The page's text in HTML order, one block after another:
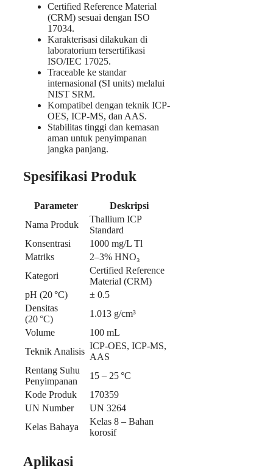
Certified Reference Material
(CRM) sesuai dengan ISO
17034.
Karakterisasi dilakukan di
laboratorium tersertifikasi
ISO/IEC 17025.
Traceable ke standar
internasional (SI units) melalui
NIST SRM.
Kompatibel dengan teknik ICP-
OES, ICP-MS, dan AAS.
Stabilitas tinggi dan kemasan
aman untuk penyimpanan
jangka panjang.
Spesifikasi Produk
Parameter
Deskripsi
Nama Produk
Thallium ICP
Standard
Konsentrasi
1000 mg/L Tl
Matriks
2–3% HNO₃
Kategori
Certified Reference
Material (CRM)
pH (20 °C)
± 0.5
Densitas
(20 °C)
1.013 g/cm³
Volume
100 mL
Teknik Analisis
ICP-OES, ICP-MS,
AAS
Rentang Suhu
Penyimpanan
15 – 25 °C
Kode Produk
170359
UN Number
UN 3264
Kelas Bahaya
Kelas 8 – Bahan
korosif
Aplikasi